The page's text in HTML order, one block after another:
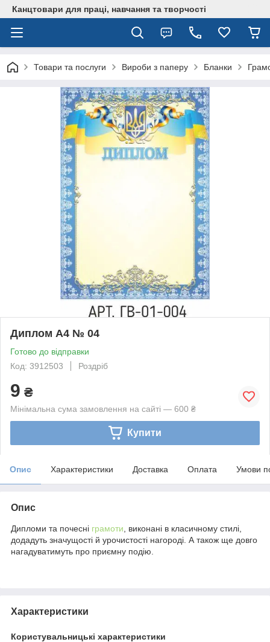
Канцтовари для працi, навчання та творчостi
Товари та послуги Вироби з паперу Бланки
Диплом А4 № 04
Готово до відправки
Код: 3912503
Роздріб
9 ₴
Мінімальна сума замовлення на сайті — 600 ₴
Купити
Опис Характеристики Доставка Оплата Умови
Опис
Дипломи та почесні грамоти , виконані в класичному стилі,
додадуть значущості й урочистості нагороді. А також ще довго
нагадуватимуть про приємну подію.
Характеристики
Користувальницькі характеристики